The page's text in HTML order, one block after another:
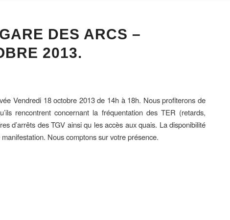
DES ARCS –
2013.
Vendredi 18 octobre 2013 de 14h à 18h. Nous profiterons de
rencontrent concernant la fréquentation des TER (retards,
d’arrêts des TGV ainsi qu les accès aux quais. La disponibilité
Nous comptons sur votre présence.